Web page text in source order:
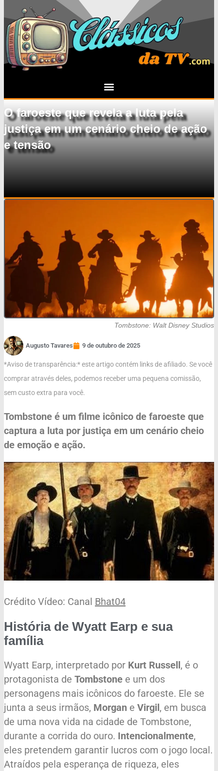
O faroeste que revela a luta pela
justiça em um cenário cheio de ação
e tensão
Tombstone: Walt Disney Studios
Augusto Tavares 9 de outubro de 2025
*Aviso de transparência:* este artigo contém links de afiliado. Se você
comprar através deles, podemos receber uma pequena comissão,
sem custo extra para você.
Tombstone é um filme icônico de faroeste que
captura a luta por justiça em um cenário cheio
de emoção e ação.
Crédito Vídeo: Canal Bhat04
História de Wyatt Earp e sua
família
Wyatt Earp, interpretado por Kurt Russell, é o
protagonista de Tombstone e um dos
personagens mais icônicos do faroeste. Ele se
junta a seus irmãos, Morgan e Virgil, em busca
de uma nova vida na cidade de Tombstone,
durante a corrida do ouro. Intencionalmente,
eles pretendem garantir lucros com o jogo local.
Atraídos pela esperança de riqueza, eles